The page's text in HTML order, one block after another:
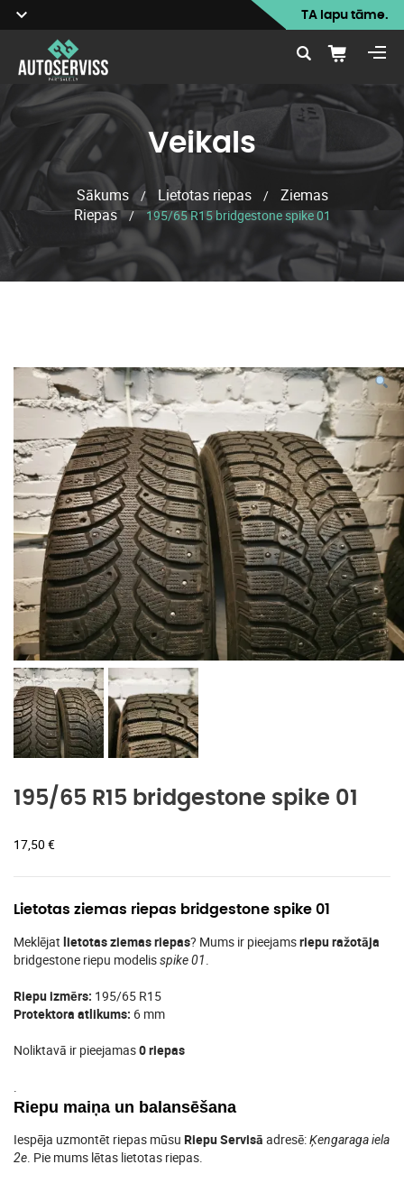
TA lapu tāme.
Veikals
Sākums / Lietotas riepas /
Ziemas
Riepas / 195/65 R15 bridgestone spike 01
195/65 R15 bridgestone spike 01
17,50 €
Lietotas ziemas riepas bridgestone spike 01
Meklējat lietotas ziemas riepas? Mums ir pieejamsriepu ražotāja
bridgestone riepu modelisspike 01.
Riepu izmērs: 195/65 R15
Protektora atlikums: 6 mm
Noliktavā ir pieejamas0 riepas
.
Riepu maiņa un balansēšana
Iespēja uzmontēt riepas mūsu Riepu Servisā adresē:Ķengaraga iela
2e. Pie mums lētas lietotas riepas.